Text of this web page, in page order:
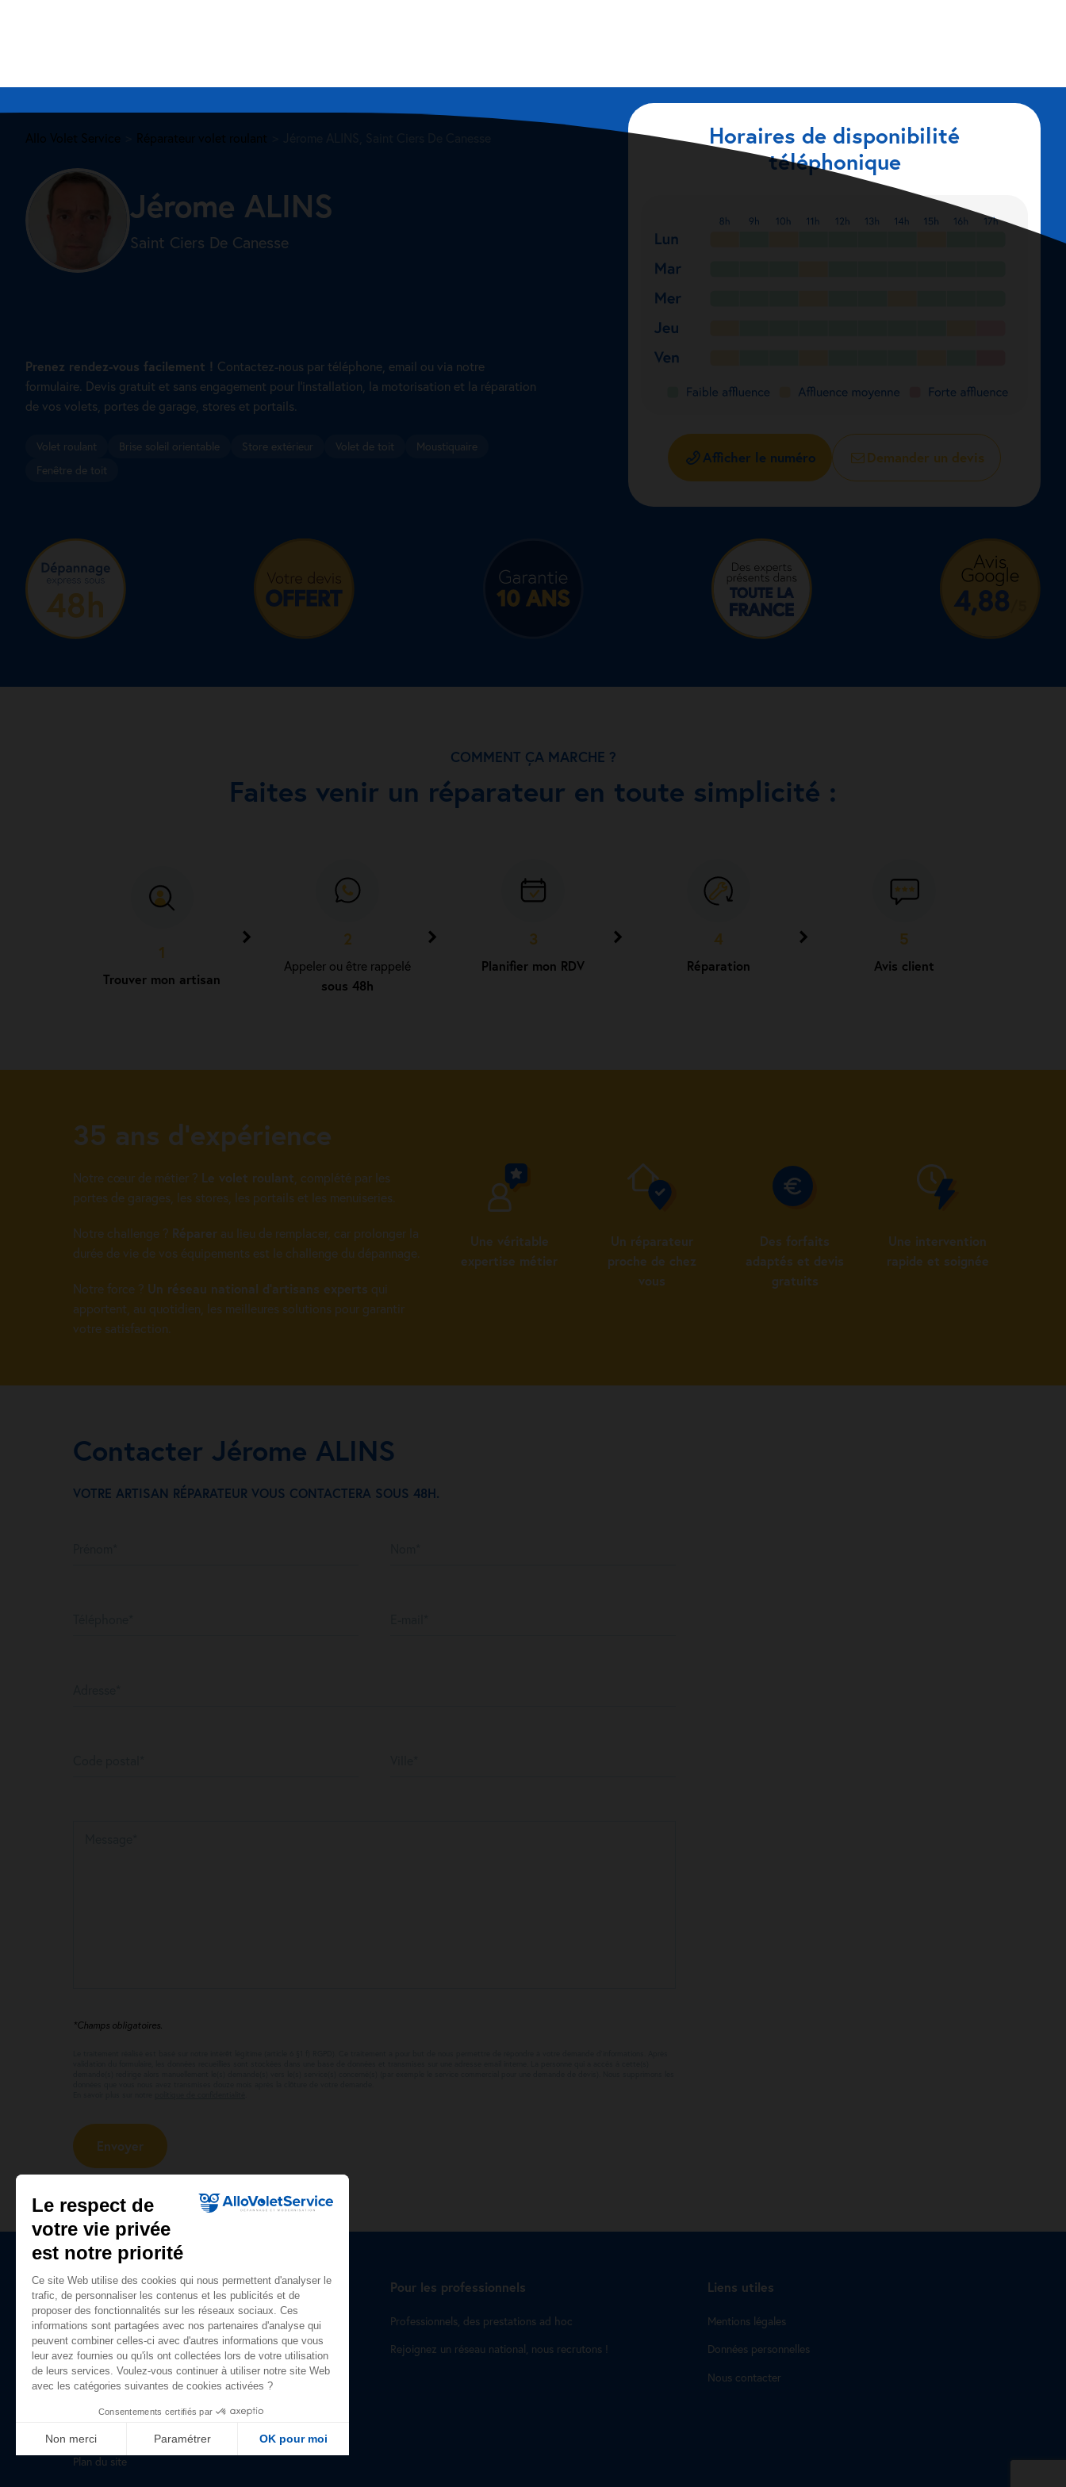
Allo Volet Service Réparateur volet roulant
Jérome ALINS
Saint Ciers De Canesse
Horaires de disponibilité
téléphonique
Afficher le numéro Demander un devis
Prenez rendez-vous facilement ! Contactez-nous par téléphone, email ou via notre
formulaire. Devis gratuit et sans engagement pour l’installation, la motorisation et la réparation
de vos volets, portes de garage, stores et portails.
Volet roulant Brise soleil orientable Store extérieur Volet de toit
Moustiquaire
Fenêtre de toit
COMMENT ÇA MARCHE ?
Faites venir un réparateur en toute simplicité :
1
Trouver mon artisan
2
Appeler ou être rappelé
sous 48h
3
Planifier mon RDV
4
Réparation
5
Avis client
35 ans d’expérience
Notre cœur de métier ? Le volet roulant , complété par les
portes de garages, les stores, les portails et les menuiseries.
Notre challenge ? Réparer au lieu de remplacer, car prolonger la
durée de vie de vos équipements est le challenge du dépannage.
Notre force ? Un réseau national d’artisans experts qui
apportent, au quotidien, les meilleures solutions pour garantir
votre satisfaction.
Une véritable
expertise métier
Un réparateur
proche de chez
vous
Des forfaits
adaptés et devis
gratuits
Une intervention
rapide et soignée
Contacter Jérome ALINS
VOTRE ARTISAN RÉPARATEUR VOUS CONTACTERA SOUS 48H.
*Champs obligatoires.
Plan du site
Accueil
Nos prestations
Qui sommes-nous ?
Avis clients
Guide du volet roulant
Plan du site
Pour les professionnels
Professionnels, des prestations ad hoc
Rejoignez un réseau national, nous recrutons !
Liens utiles
Mentions légales
Données personnelles
Nous contacter
Le respect de
votre vie privée
est notre priorité
Ce site Web utilise des cookies qui nous permettent d'analyser le
trafic, de personnaliser les contenus et les publicités et de
proposer des fonctionnalités sur les réseaux sociaux. Ces
informations sont partagées avec nos partenaires d'analyse qui
peuvent combiner celles-ci avec d'autres informations que vous
leur avez fournies ou qu'ils ont collectées lors de votre utilisation
de leurs services. Voulez-vous continuer à utiliser notre site Web
avec les catégories suivantes de cookies activées ?
Consentements certifiés par
Non merci Paramétrer OK pour moi
Axeptio consent
Plateforme de Gestion du Consentement : Personnalisez vos Options